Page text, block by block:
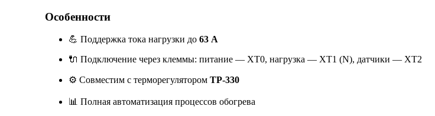
Особенности
💪 Поддержка тока нагрузки до 63 А
🔌 Подключение через клеммы: питание — ХТ0, нагрузка — ХТ1 (N), датчики — ХТ2
⚙ Совместим с терморегулятором ТР-330
📊 Полная автоматизация процессов обогрева